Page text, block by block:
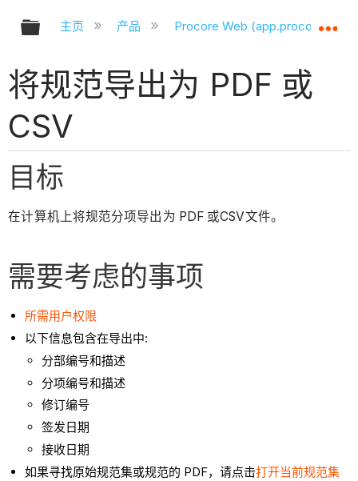
扩展/隐缩全局层次
主页 产品 Procore Web
将规范导出为 PDF 或
CSV
目标
在计算机上将规范分项导出为 PDF 或CSV文件。
需要考虑的事项
所需用户权限
以下信息包含在导出中:
分部编号和描述
分项编号和描述
修订编号
签发日期
接收日期
如果寻找原始规范集或规范的 PDF，请点击打开当前规范集